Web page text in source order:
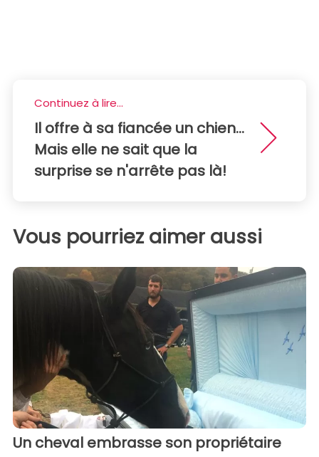
Continuez à lire...
Il offre à sa fiancée un chien...
Mais elle ne sait que la
surprise se n'arrête pas là!
Vous pourriez aimer aussi
Un cheval embrasse son propriétaire